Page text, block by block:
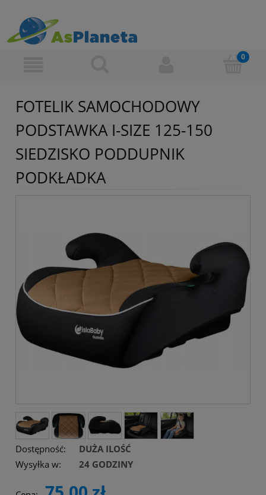
FOTELIK SAMOCHODOWY
PODSTAWKA I-SIZE 125-150
SIEDZISKO PODDUPNIK
PODKŁADKA
Dostępność:
DUŻA ILOŚĆ
Wysyłka w:
24 GODZINY